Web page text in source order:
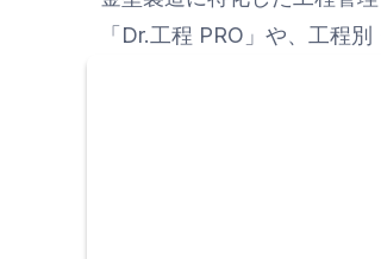
く、ソフトウェア上で簡単に3D設計
「Dr.工程 PRO」や、工程